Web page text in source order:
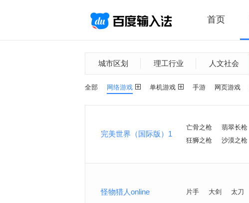
首页
城市区划 理工行业 人文社会
全部 网络游戏 单机游戏 手游 网页游戏
完美世界（国际版）1
亡骨之枪 翡翠长枪
狂狮之枪
沙漠之枪
怪物猎人online 片手 大剑 太刀